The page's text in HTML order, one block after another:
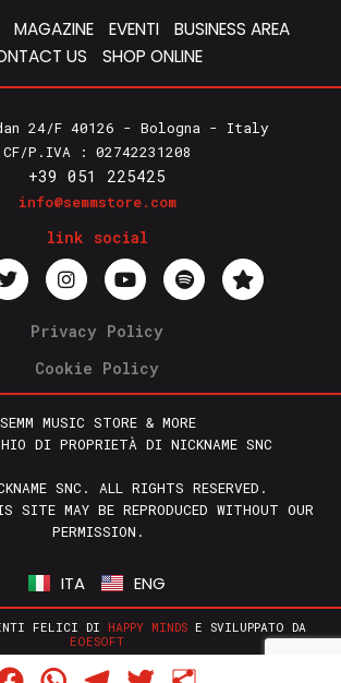
MAGAZINE EVENTI
BUSINESS AREA
US
SHOP ONLINE
24/F 40126 - Bologna - Italy
CF/P.IVA : 02742231208
+39 051 225425
info@semmstore.com
link social
Privacy Policy
Cookie Policy
SEMM MUSIC STORE & MORE
DI PROPRIETÀ DI NICKNAME SNC
SNC. ALL RIGHTS RESERVED.
SITE MAY BE REPRODUCED WITHOUT OUR
PERMISSION.
ITA ENG
FELICI DI HAPPY MINDS E SVILUPPATO DA
EOESOFT
FacebookWhatsAppTelegram
Twitter